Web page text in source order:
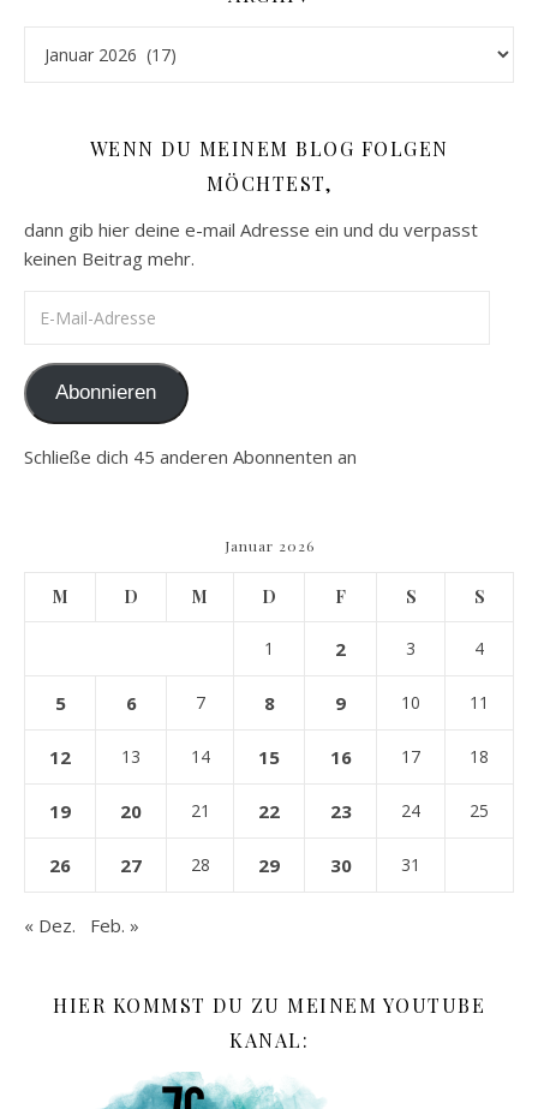
WENN DU MEINEM BLOG FOLGEN
MÖCHTEST,
dann gib hier deine e-mail Adresse ein und du verpasst
keinen Beitrag mehr.
Abonnieren
Schließe dich 45 anderen Abonnenten an
Januar 2026
M D M D F S S
1 2 3 4
5 6 7 8 9 10 11
12 13 14 15 16 17 18
19 20 21 22 23 24 25
26 27 28 29 30 31
« Dez. Feb. »
HIER KOMMST DU ZU MEINEM YOUTUBE
KANAL: